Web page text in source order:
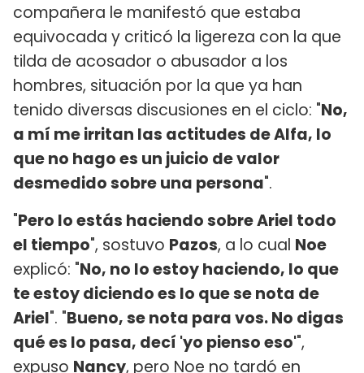
compañera le manifestó que estaba
equivocada y criticó la ligereza con la que
tilda de acosador o abusador a los
hombres, situación por la que ya han
tenido diversas discusiones en el ciclo: "No,
a mí me irritan las actitudes de Alfa, lo
que no hago es un juicio de valor
desmedido sobre una persona".
"Pero lo estás haciendo sobre Ariel todo
el tiempo", sostuvo Pazos, a lo cual Noe
explicó: "No, no lo estoy haciendo, lo que
te estoy diciendo es lo que se nota de
Ariel". "Bueno, se nota para vos. No digas
qué es lo pasa, decí 'yo pienso eso'",
expuso Nancy, pero Noe no tardó en